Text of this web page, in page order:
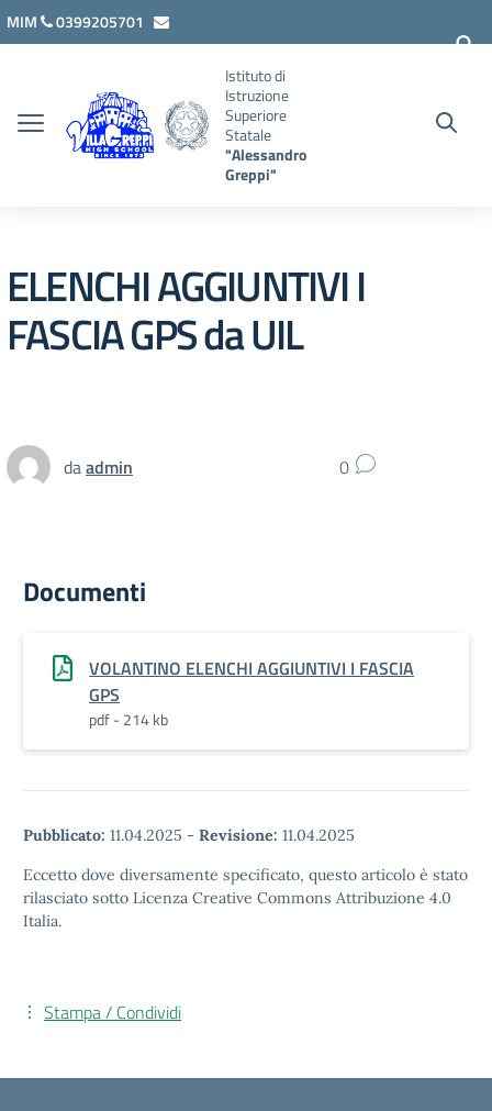
Vai ai contenuti
Vai al menu di navigazione
Vai al footer
MIM
0399205701
Istituto di
Istruzione
Superiore
Statale
"Alessandro
Greppi"
ELENCHI AGGIUNTIVI I
FASCIA GPS da UIL
daadmin 0
Documenti
VOLANTINO ELENCHI AGGIUNTIVI I FASCIA
GPS
pdf - 214 kb
Pubblicato: 11.04.2025 - Revisione: 11.04.2025
Eccetto dove diversamente specificato, questo articolo è stato
rilasciato sotto Licenza Creative Commons Attribuzione 4.0
Italia.
Stampa / Condividi